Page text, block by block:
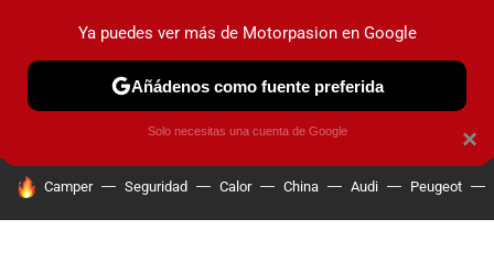
PRUEBAS COCHES ELÉCTRICOS OBSERVATORIO
HOY SE HABLA DE
Camper Seguridad Calor China Audi Peugeot
×
Ya puedes ver más de Motorpasion en Google
Añádenos como fuente preferida
Solo necesitas una cuenta de Google